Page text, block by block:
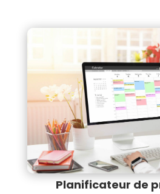
Planificateur de